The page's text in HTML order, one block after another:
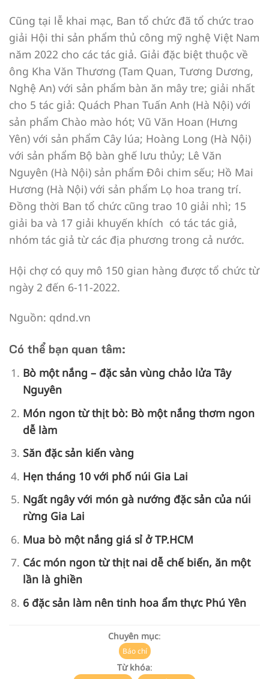
Cũng tại lễ khai mạc, Ban tổ chức đã tổ chức trao
giải Hội thi sản phẩm thủ công mỹ nghệ Việt Nam
năm 2022 cho các tác giả. Giải đặc biệt thuộc về
ông Kha Văn Thương (Tam Quan, Tương Dương,
Nghệ An) với sản phẩm bàn ăn mây tre; giải nhất
cho 5 tác giả: Quách Phan Tuấn Anh (Hà Nội) với
sản phẩm Chào mào hót; Vũ Văn Hoan (Hưng
Yên) với sản phẩm Cây lúa; Hoàng Long (Hà Nội)
với sản phẩm Bộ bàn ghế lưu thủy; Lê Văn
Nguyên (Hà Nội) sản phẩm Đôi chim sếu; Hồ Mai
Hương (Hà Nội) với sản phẩm Lọ hoa trang trí.
Đồng thời Ban tổ chức cũng trao 10 giải nhì; 15
giải ba và 17 giải khuyến khích có tác tác giả,
nhóm tác giả từ các địa phương trong cả nước.
Hội chợ có quy mô 150 gian hàng được tổ chức từ
ngày 2 đến 6-11-2022.
Nguồn: qdnd.vn
Có thể bạn quan tâm:
Bò một nắng – đặc sản vùng chảo lửa Tây
Nguyên
Món ngon từ thịt bò: Bò một nắng thơm ngon
dễ làm
Săn đặc sản kiến vàng
Hẹn tháng 10 với phố núi Gia Lai
Ngất ngây với món gà nướng đặc sản của núi
rừng Gia Lai
Mua bò một nắng giá sỉ ở TP.HCM
Các món ngon từ thịt nai dễ chế biến, ăn một
lần là ghiền
6 đặc sản làm nên tinh hoa ẩm thực Phú Yên
Chuyên mục:
Báo chí
Từ khóa: